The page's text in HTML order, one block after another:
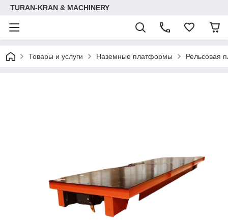
TURAN-KRAN & MACHINERY
Товары и услуги Наземные платформы Рельсовая